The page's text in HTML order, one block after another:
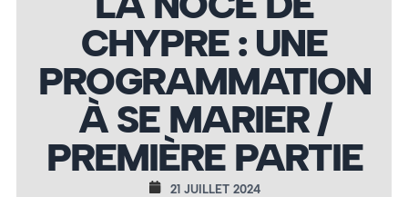
CHYPRE : UNE
PROGRAMMATION
À SE MARIER /
PREMIÈRE PARTIE
21 JUILLET 2024